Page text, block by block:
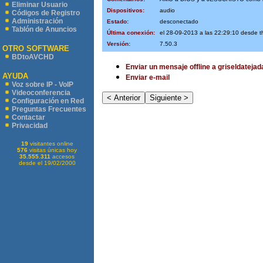
Eliminar Usuario
Códigos de Registro
Administración
Tablón de Anuncios
OTRO SOFTWARE
BDtoAVCHD
AYUDA
Voz sobre IP - VoIP
Videoconferencia
Configuración en Red
Preguntas Frecuentes
Contactar
Privacidad
19visitantes online
576 visitas únicas hoy
35.555.311 accesos
desde el 19/02/2000
Dispositivos:
audio
Estado:
desconectado
Última conexión:
el 28-09-2013 a las 22:29:10 desde
Versión:
7.50.3
Enviar un mensaje offline a
Enviar e-mail